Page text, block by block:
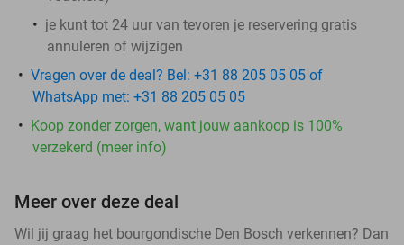
je kunt tot 24 uur van tevoren je reservering gratis
annuleren of wijzigen
Vragen over de deal? Bel: +31 88 205 05 05 of
WhatsApp met: +31 88 205 05 05
Koop zonder zorgen, want jouw aankoop is 100%
verzekerd (meer info)
Meer over deze deal
Wil jij graag het bourgondische Den Bosch verkennen? Dan